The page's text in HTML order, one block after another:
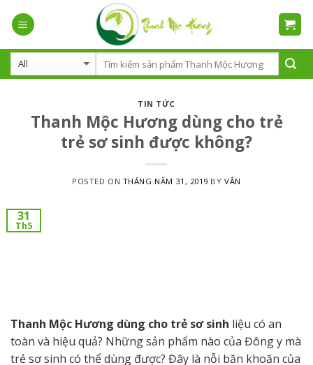
TIN TỨC
Thanh Mộc Hương dùng cho trẻ
trẻ sơ sinh được không?
POSTED ON THÁNG NĂM 31, 2019 BYVÂN
31
Th5
Thanh Mộc Hương dùng cho trẻ sơ sinh liệu có an
toàn và hiệu quả? Những sản phẩm nào của Đông y mà
trẻ sơ sinh có thể dùng được? Đây là nỗi băn khoăn của